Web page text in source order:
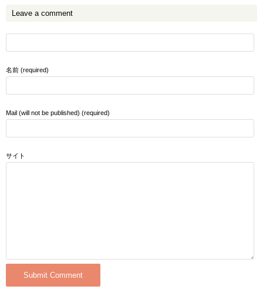
Leave a comment
名前 (required)
Mail (will not be published) (required)
サイト